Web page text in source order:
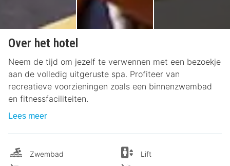
Over het hotel
Neem de tijd om jezelf te verwennen met een bezoekje
aan de volledig uitgeruste spa. Profiteer van
recreatieve voorzieningen zoals een binnenzwembad
en fitnessfaciliteiten.
Lees meer
Zwembad
Lift